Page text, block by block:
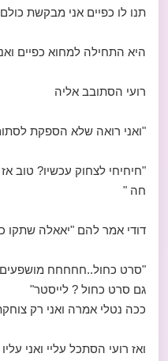
תנו לו כפיים אני מבקשת
היא התחילה למחוא כפיים
רועי הסתובב אליה
"ואני רואה שלא הספקת
"חיחיחי לצחוק עכשיו? טוב
חה "
דודי אמר להם "יאאלה שתקו
"סרט כחול..חחחחח מושפעים
גם סרט כחול ? לייסטר"
ככה נטלי אמרה ואני רק
ואז רועי הסתכל עליי ואני